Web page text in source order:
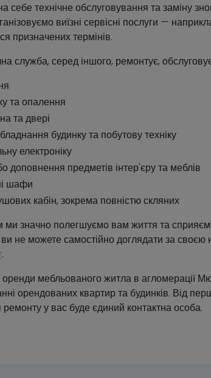
себе технічне обслуговування та заміну
виїзні сервісні послуги —
призначених термінів.
служба, серед іншого, ремонтує,
та опалення
та двері
будинку та побутову техніку
електроніку
доповнення предметів інтер'єру та меблів
шафи
кабін, зокрема повністю скляних
ми значно полегшуємо вам життя та
не можете самостійно доглядати за
.
оренди мебльованого житла в агломерації
орендованих квартир та будинків. Від
у вас буде єдиний контактна особа.